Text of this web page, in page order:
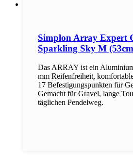
Simplon Array Expert
Sparkling Sky M
Das ARRAY ist ein
mm Reifenfreiheit,
17 Befestigungspunkten für
Gemacht für Gravel, lange
täglichen Pendelweg.